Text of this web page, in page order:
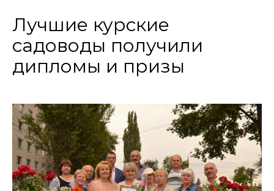
Лучшие курские
садоводы получили
дипломы и призы